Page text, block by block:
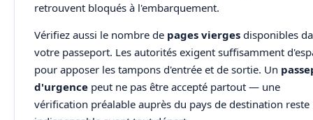
retrouvent bloqués à l'embarquement.
Vérifiez aussi le nombre de pages vierges disponibles
votre passeport. Les autorités exigent suffisamment
pour apposer les tampons d'entrée et de sortie. Un
d'urgence peut ne pas être accepté partout — une
vérification préalable auprès du pays de destination reste